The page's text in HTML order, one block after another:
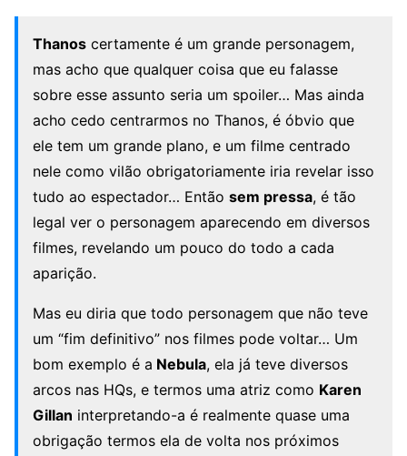
Thanos certamente é um grande personagem,
mas acho que qualquer coisa que eu falasse
sobre esse assunto seria um spoiler… Mas ainda
acho cedo centrarmos no Thanos, é óbvio que
ele tem um grande plano, e um filme centrado
nele como vilão obrigatoriamente iria revelar isso
tudo ao espectador… Então sem pressa, é tão
legal ver o personagem aparecendo em diversos
filmes, revelando um pouco do todo a cada
aparição.
Mas eu diria que todo personagem que não teve
um “fim definitivo” nos filmes pode voltar… Um
bom exemplo é a Nebula, ela já teve diversos
arcos nas HQs, e termos uma atriz como Karen
Gillan interpretando-a é realmente quase uma
obrigação termos ela de volta nos próximos